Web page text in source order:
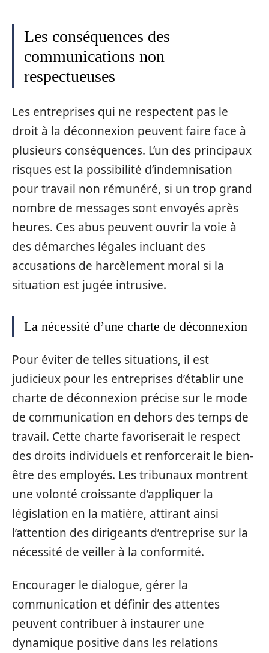
Les conséquences des
communications non
respectueuses
Les entreprises qui ne respectent pas le
droit à la déconnexion peuvent faire face à
plusieurs conséquences. L’un des principaux
risques est la possibilité d’indemnisation
pour travail non rémunéré, si un trop grand
nombre de messages sont envoyés après
heures. Ces abus peuvent ouvrir la voie à
des démarches légales incluant des
accusations de harcèlement moral si la
situation est jugée intrusive.
La nécessité d’une charte de déconnexion
Pour éviter de telles situations, il est
judicieux pour les entreprises d’établir une
charte de déconnexion précise sur le mode
de communication en dehors des temps de
travail. Cette charte favoriserait le respect
des droits individuels et renforcerait le bien-
être des employés. Les tribunaux montrent
une volonté croissante d’appliquer la
législation en la matière, attirant ainsi
l’attention des dirigeants d’entreprise sur la
nécessité de veiller à la conformité.
Encourager le dialogue, gérer la
communication et définir des attentes
peuvent contribuer à instaurer une
dynamique positive dans les relations